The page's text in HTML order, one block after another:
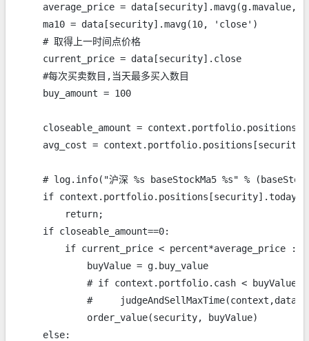
average_price = data[security].mavg(g.mavalue,
ma10 = data[security].mavg(10, 'close')
# 取得上一时间点价格
current_price = data[security].close
#每次买卖数目,当天最多买入数目
buy_amount = 100
closeable_amount =
avg_cost =
# log.info("沪深 %s baseStockMa5 %s" %
if
return;
if closeable_amount==0:
if current_price < percent*average_price :
buyValue = g.buy_value
# if context.portfolio.cash < buyValue:
#
order_value(security, buyValue)
else: